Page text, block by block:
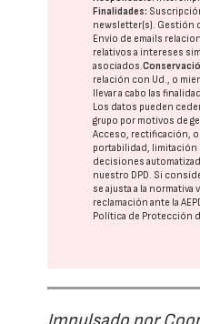
Finalidades:
newsletter(s). Gestión
Envío de emails
relativos a intereses
asociados.
relación con Ud., o
llevar a cabo las
Los datos pueden
grupo por motivos de
Acceso, rectificación,
portabilidad, limitación
decisiones
nuestro DPD. Si
se ajusta a la
reclamación ante la
Política de Protección